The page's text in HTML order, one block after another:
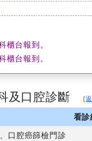
台報到。
台報到。
及口腔診斷 [
看
口腔癌篩檢門診